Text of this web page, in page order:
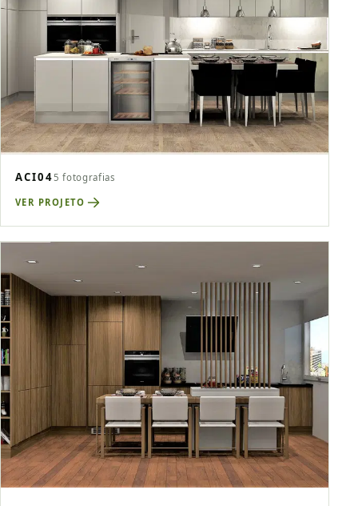
ACI04 5 fotografias
VER PROJETO